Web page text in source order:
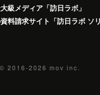
級メディア「訪日ラボ」
料請求サイト「訪日ラボ ソ
© 2016-2026 mov inc.